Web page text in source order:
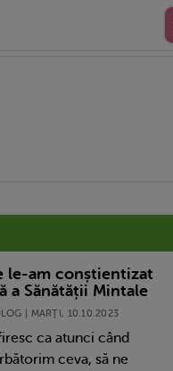
le-am conștientizat
a Sănătății Mintale
| MARŢI, 10.10.2023
ca atunci când
ceva, să ne